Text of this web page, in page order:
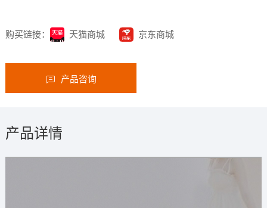
购买链接： 天猫商城 京东商城
产品咨询
产品详情